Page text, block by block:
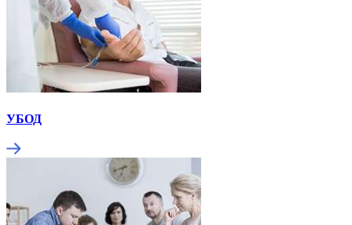
УБОД